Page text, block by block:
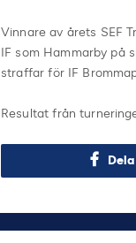
Vinnare av årets SEF
IF som Hammarby på
straffar för IF
Resultat från